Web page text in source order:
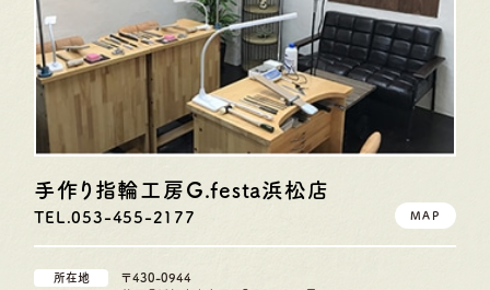
手作り指輪工房G.festa浜松店
TEL.053-455-2177 MAP
所在地
〒430-0944